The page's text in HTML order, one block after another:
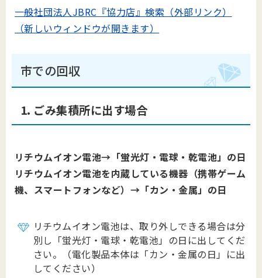
一般社団法人JBRC『協力店』検索（外部リンク）
（新しいウィンドウが開きます）
市での回収
1. ごみ集積所に出す場合
リチウムイオン電池→「蛍光灯・電球・乾電池」の日
リチウムイオン電池を内蔵している機器（携帯ゲーム
機、スマートフォンなど）→「カン・金属」の日
リチウムイオン電池は、取り外しできる場合は分
別し「蛍光灯・電球・乾電池」の日に出してくだ
さい。（電化製品本体は「カン・金属の日」に出
してください）